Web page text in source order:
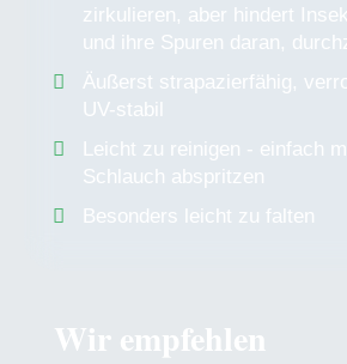
zirkulieren, aber hindert
und ihre Spuren daran,
Äußerst strapazierfähig,
UV-stabil
Leicht zu reinigen - einfach
Schlauch abspritzen
Besonders leicht zu falten
Produktgalerie überspringen
Wir empfehlen